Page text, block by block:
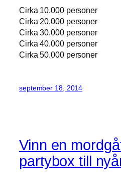
Cirka 10.000 personer
Cirka 20.000 personer
Cirka 30.000 personer
Cirka 40.000 personer
Cirka 50.000 personer
september 18, 2014
Vinn en
partybox till